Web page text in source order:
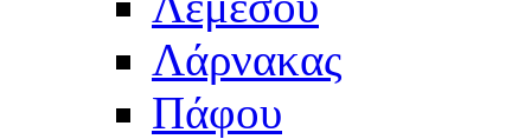
Λάρνακας
Πάφου